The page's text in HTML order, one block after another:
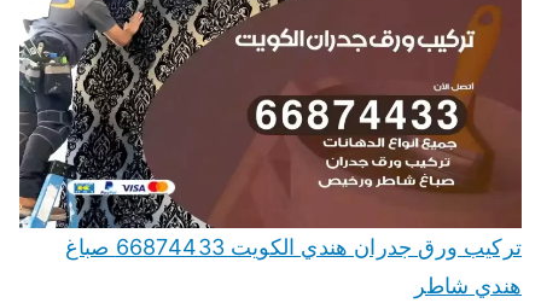
تركيب ورق جدران هندي الكويت 66874433 صباغ
هندي شاطر